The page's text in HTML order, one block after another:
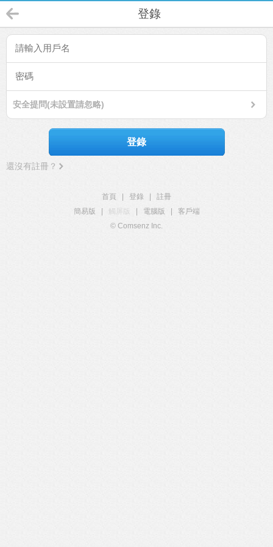
登錄
安全提問(未設置請忽略)
登錄
還沒有註冊？
首頁 登錄
註冊
簡易版
觸屏版 電腦版
客戶端
© Comsenz Inc.